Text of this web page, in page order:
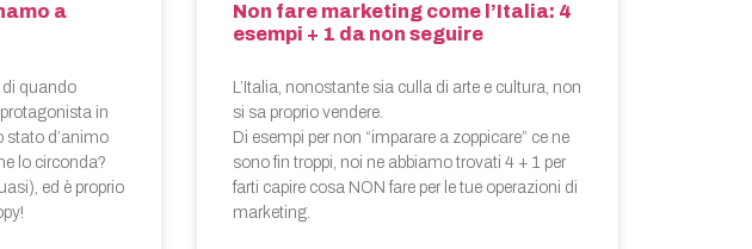
a
di quando
in
stato d’animo
lo circonda?
ed è proprio
Non fare marketing come l’Italia: 4
esempi + 1 da non seguire
L’Italia, nonostante sia culla di arte e cultura, non
si sa proprio vendere.
Di esempi per non “imparare a zoppicare” ce ne
sono fin troppi, noi ne abbiamo trovati 4 + 1 per
farti capire cosa NON fare per le tue operazioni di
marketing.